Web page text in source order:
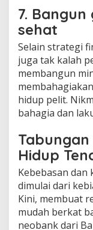
7.
sehat
Selain strategi
juga tak kalah
membangun
hidup pelit.
bahagia dan
Hidup
Kebebasan dan
dimulai dari
Kini, membuat
mudah berkat
neobank dari